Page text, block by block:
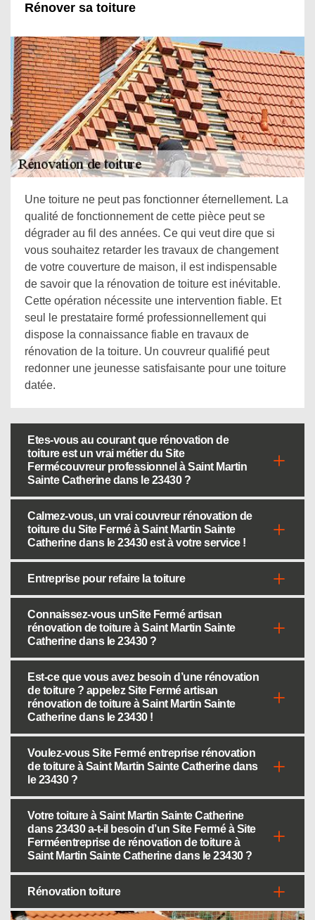
Rénover sa toiture
Une toiture ne peut pas fonctionner éternellement. La
qualité de fonctionnement de cette pièce peut se
dégrader au fil des années. Ce qui veut dire que si
vous souhaitez retarder les travaux de changement
de votre couverture de maison, il est indispensable
de savoir que la rénovation de toiture est inévitable.
Cette opération nécessite une intervention fiable. Et
seul le prestataire formé professionnellement qui
dispose la connaissance fiable en travaux de
rénovation de la toiture. Un couvreur qualifié peut
redonner une jeunesse satisfaisante pour une toiture
datée.
Etes-vous au courant que rénovation de
toiture est un vrai métier du Site
Fermécouvreur professionnel à Saint Martin
Sainte Catherine dans le 23430 ?
Calmez-vous, un vrai couvreur rénovation de
toiture du Site Fermé à Saint Martin Sainte
Catherine dans le 23430 est à votre service !
Entreprise pour refaire la toiture
Connaissez-vous unSite Fermé artisan
rénovation de toiture à Saint Martin Sainte
Catherine dans le 23430 ?
Est-ce que vous avez besoin d’une rénovation
de toiture ? appelez Site Fermé artisan
rénovation de toiture à Saint Martin Sainte
Catherine dans le 23430 !
Voulez-vous Site Fermé entreprise rénovation
de toiture à Saint Martin Sainte Catherine dans
le 23430 ?
Votre toiture à Saint Martin Sainte Catherine
dans 23430 a-t-il besoin d’un Site Fermé à Site
Ferméentreprise de rénovation de toiture à
Saint Martin Sainte Catherine dans le 23430 ?
Rénovation toiture